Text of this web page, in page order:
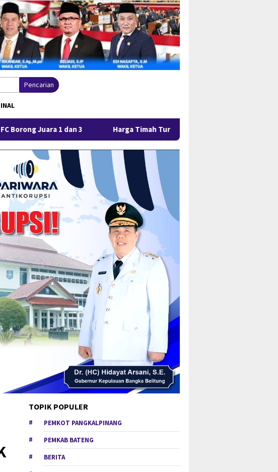
Pencarian
3 Harga Timah Turun, Aktivitas Tambang di Kawasan Lindung Desa
TOPIK POPULER
PEMKOT PANGKALPINANG
PEMKAB BATENG
BERITA